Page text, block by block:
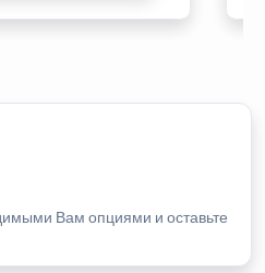
Вам опциями и оставьте